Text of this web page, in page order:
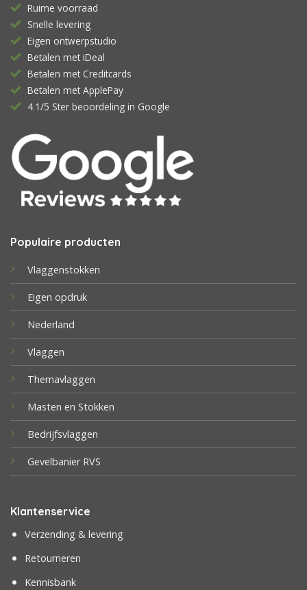
Ruime voorraad
Snelle levering
Eigen ontwerpstudio
Betalen met iDeal
Betalen met Creditcards
Betalen met ApplePay
4.1/5 Ster beoordeling in Google
Populaire producten
Vlaggenstokken
Eigen opdruk
Nederland
Vlaggen
Themavlaggen
Masten en Stokken
Bedrijfsvlaggen
Gevelbanier RVS
Klantenservice
Verzending & levering
Retourneren
Kennisbank